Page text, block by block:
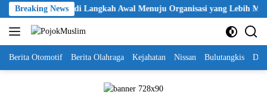
Skip
to
content
Breaking News
KBPP Polri Jadi Langkah Awal Menuju Organisasi yang Lebih
Berita Otomotif Berita Olahraga Kejahatan Nissan Bulutangkis